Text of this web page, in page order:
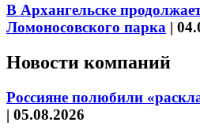
В Архангельске
Ломоносовского парка |
Новости компаний
Россияне полюбили
| 05.08.2026